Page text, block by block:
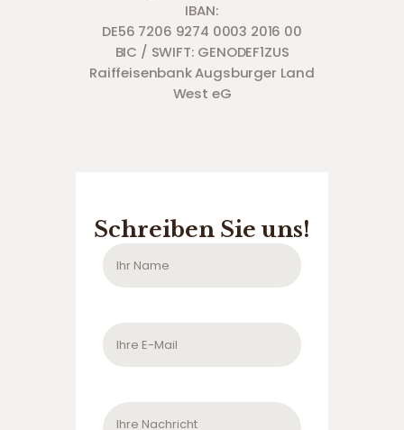
IBAN:
DE56 7206 9274 0003 2016 00
BIC / SWIFT: GENODEF1ZUS
Raiffeisenbank Augsburger Land
West eG
Schreiben Sie uns!